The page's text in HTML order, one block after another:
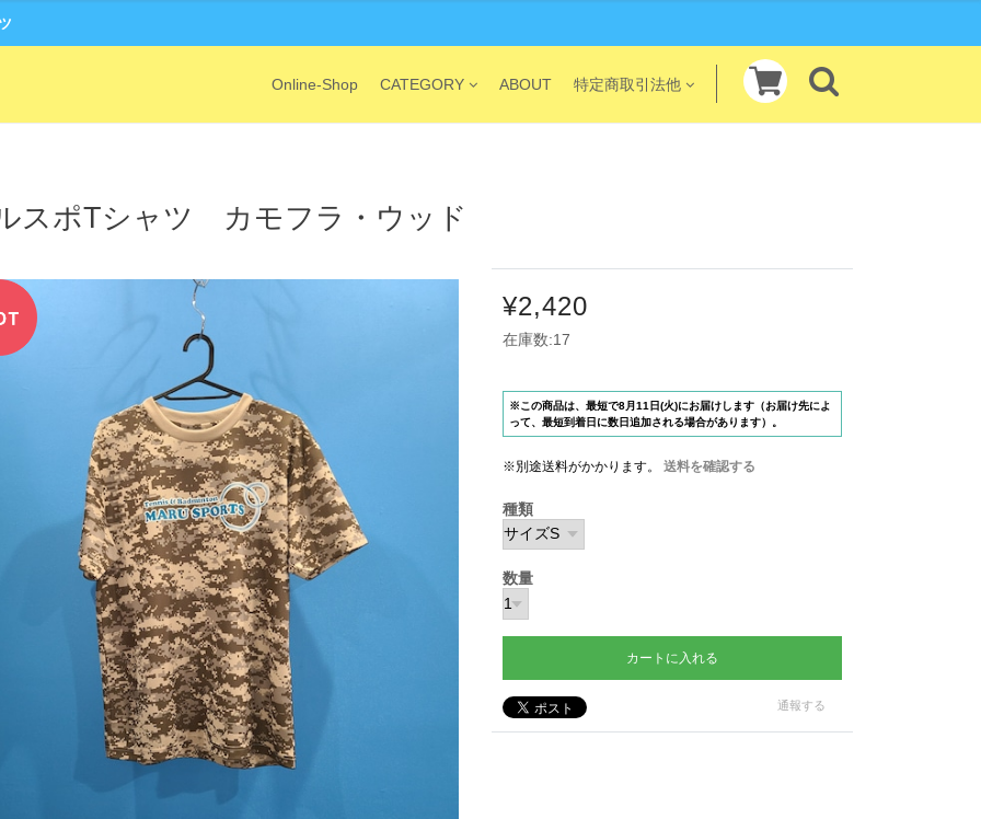
ツ
Online-Shop CATEGORY ABOUT 特定商取引法他
スポTシャツ カモフラ・ウッド
¥2,420
在庫数:17
※この商品は、最短で8月11日(火)にお届けします（お届け先によ
って、最短到着日に数日追加される場合があります）。
※別途送料がかかります。 送料を確認する
種類
数量
カートに入れる
通報する